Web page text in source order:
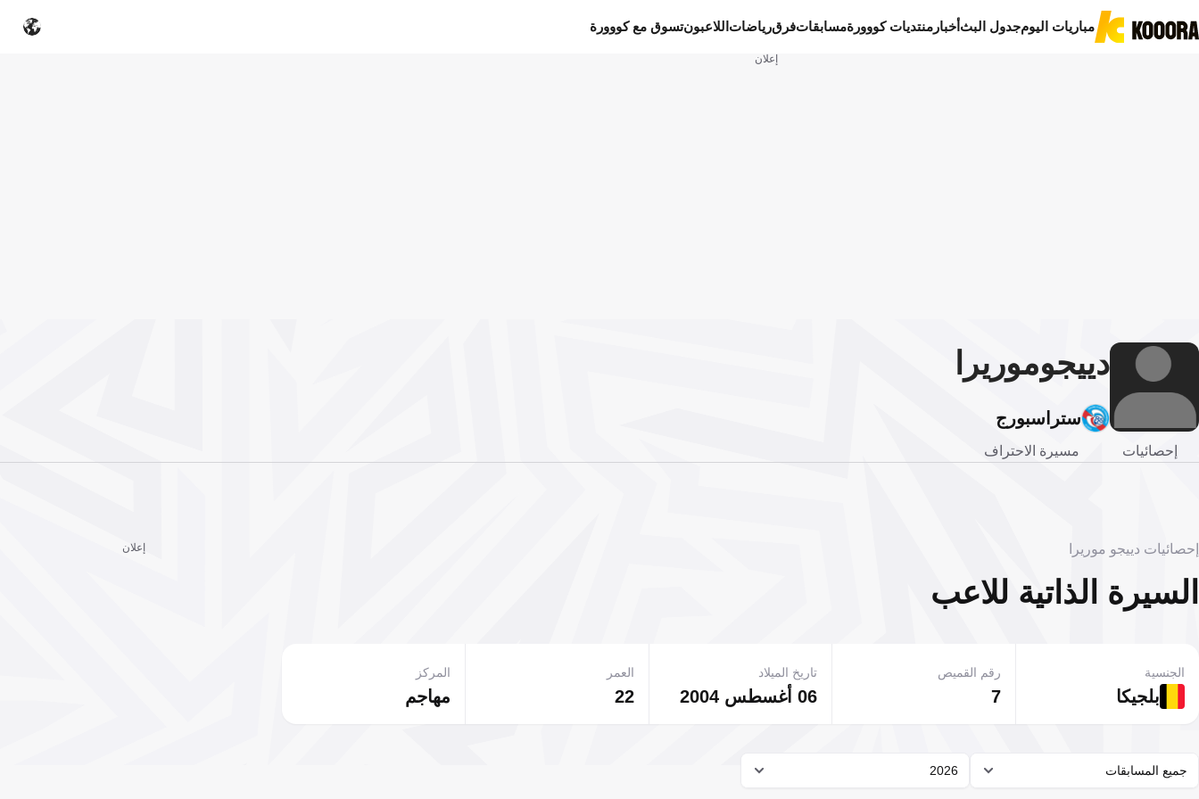
مباريات اليومجدول البثأخبار منتديات كووورةمسابقاتفرقرياضات اللاعبونتسوق مع كووورة
إعلان
دييجوموريرا
ستراسبورج
إحصائيات مسيرة الاحتراف
إحصائيات دييجو موريرا
السيرة الذاتية للاعب
بلجيكا
الجنسية
7
رقم القميص
06 أغسطس 2004
تاريخ الميلاد
22
العمر
مهاجم
المركز
جميع المسابقات 2026
إعلان